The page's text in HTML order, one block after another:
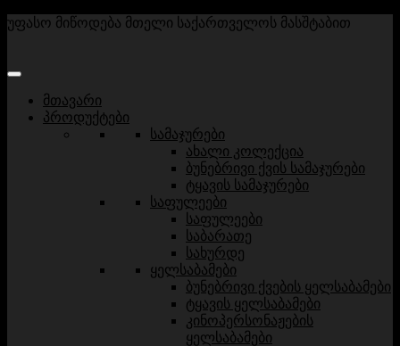
უფასო მიწოდება მთელი საქართველოს მასშტაბით
მთავარი
პროდუქტები
სამაჯურები
ახალი კოლექცია
ბუნებრივი ქვის სამაჯურები
ტყავის სამაჯურები
საფულეები
საფულეები
საბარათე
სახურდე
ყელსაბამები
ბუნებრივი ქვების ყელსაბამები
ტყავის ყელსაბამები
კინოპერსონაჟების
ყელსაბამები